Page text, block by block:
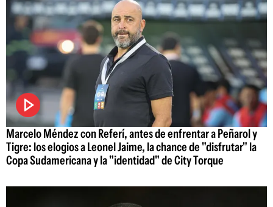
Marcelo Méndez con Referí, antes de enfrentar a Peñarol y
Tigre: los elogios a Leonel Jaime, la chance de "disfrutar" la
Copa Sudamericana y la "identidad" de City Torque